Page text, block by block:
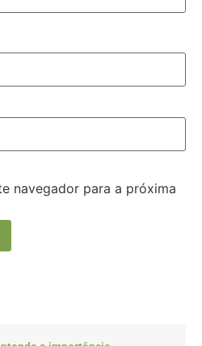
navegador para a próxima